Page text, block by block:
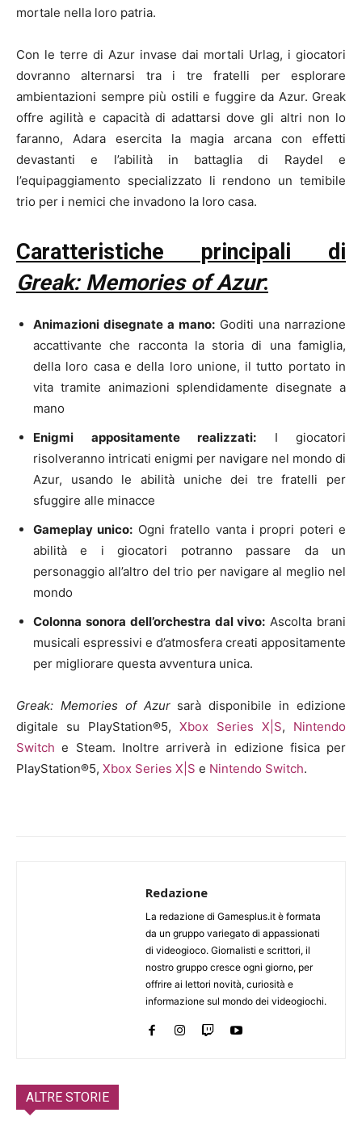
mortale nella loro patria.
Con le terre di Azur invase dai mortali Urlag, i giocatori
dovranno alternarsi tra i tre fratelli per esplorare
ambientazioni sempre più ostili e fuggire da Azur. Greak
offre agilità e capacità di adattarsi dove gli altri non lo
faranno, Adara esercita la magia arcana con effetti
devastanti e l’abilità in battaglia di Raydel e
l’equipaggiamento specializzato li rendono un temibile
trio per i nemici che invadono la loro casa.
Caratteristiche principali di
Greak: Memories of Azur:
Animazioni disegnate a mano: Goditi una narrazione
accattivante che racconta la storia di una famiglia,
della loro casa e della loro unione, il tutto portato in
vita tramite animazioni splendidamente disegnate a
mano
Enigmi appositamente realizzati: I giocatori
risolveranno intricati enigmi per navigare nel mondo di
Azur, usando le abilità uniche dei tre fratelli per
sfuggire alle minacce
Gameplay unico: Ogni fratello vanta i propri poteri e
abilità e i giocatori potranno passare da un
personaggio all’altro del trio per navigare al meglio nel
mondo
Colonna sonora dell’orchestra dal vivo: Ascolta brani
musicali espressivi e d’atmosfera creati appositamente
per migliorare questa avventura unica.
Greak: Memories of Azursarà disponibile in edizione
digitale su PlayStation®5, Xbox Series X|S, Nintendo
Switch e Steam. Inoltre arriverà in edizione fisica per
PlayStation®5, Xbox Series X|S e Nintendo Switch.
Redazione
La redazione di Gamesplus.it è formata
da un gruppo variegato di appassionati
di videogioco. Giornalisti e scrittori, il
nostro gruppo cresce ogni giorno, per
offrire ai lettori novità, curiosità e
informazione sul mondo dei videogiochi.
ALTRE STORIE